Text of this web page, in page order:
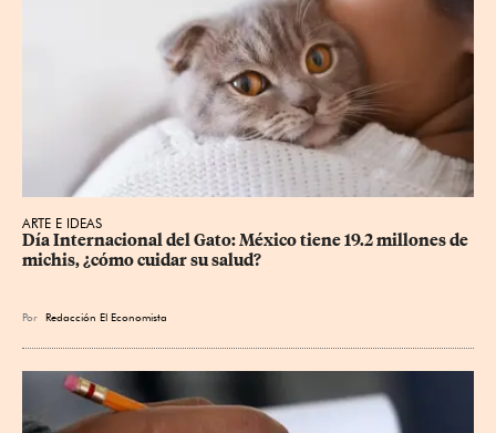
ARTE E IDEAS
Día Internacional del Gato: México tiene 19.2 millones de
michis, ¿cómo cuidar su salud?
Por Redacción El Economista